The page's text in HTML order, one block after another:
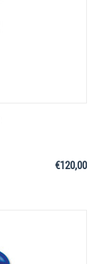
€120,00